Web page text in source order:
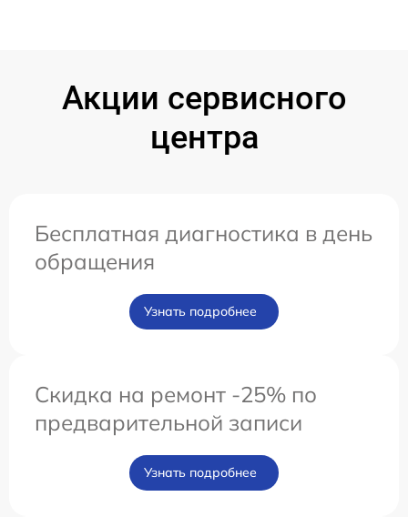
Акции сервисного
центра
Бесплатная диагностика в день
обращения
Узнать подробнее
Скидка на ремонт -25% по
предварительной записи
Узнать подробнее